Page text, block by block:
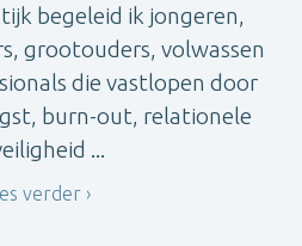
begeleid ik jongeren,
grootouders, volwassen
die vastlopen door
burn-out, relationele
...
verder